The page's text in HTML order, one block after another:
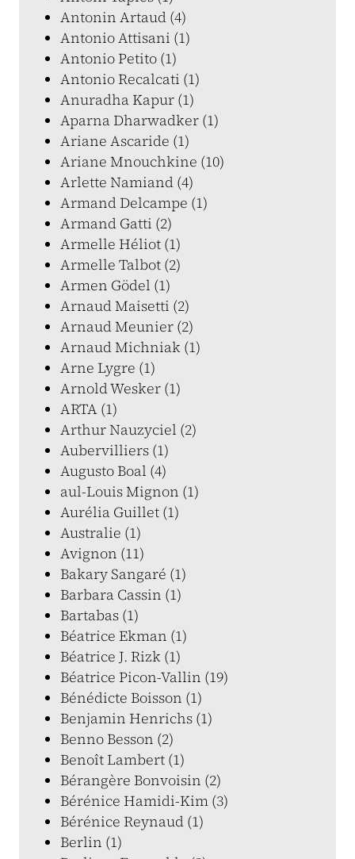
Antonin Artaud (4)
Antonio Attisani (1)
Antonio Petito (1)
Antonio Recalcati (1)
Anuradha Kapur (1)
Aparna Dharwadker (1)
Ariane Ascaride (1)
Ariane Mnouchkine (10)
Arlette Namiand (4)
Armand Delcampe (1)
Armand Gatti (2)
Armelle Héliot (1)
Armelle Talbot (2)
Armen Gödel (1)
Arnaud Maisetti (2)
Arnaud Meunier (2)
Arnaud Michniak (1)
Arne Lygre (1)
Arnold Wesker (1)
ARTA (1)
Arthur Nauzyciel (2)
Aubervilliers (1)
Augusto Boal (4)
aul-Louis Mignon (1)
Aurélia Guillet (1)
Australie (1)
Avignon (11)
Bakary Sangaré (1)
Barbara Cassin (1)
Bartabas (1)
Béatrice Ekman (1)
Béatrice J. Rizk (1)
Béatrice Picon-Vallin (19)
Bénédicte Boisson (1)
Benjamin Henrichs (1)
Benno Besson (2)
Benoît Lambert (1)
Bérangère Bonvoisin (2)
Bérénice Hamidi-Kim (3)
Bérénice Reynaud (1)
Berlin (1)